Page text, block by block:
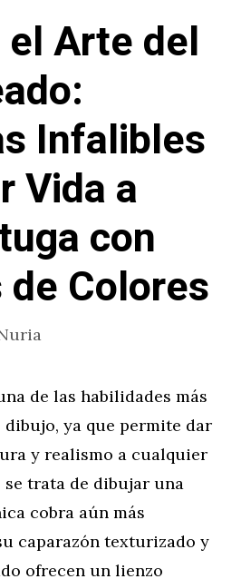
el Arte del
Infalibles
Vida a
con
Colores
de las habilidades más
ya que permite dar
y realismo a cualquier
se trata de dibujar una
cobra aún más
caparazón texturizado y
ofrecen un lienzo